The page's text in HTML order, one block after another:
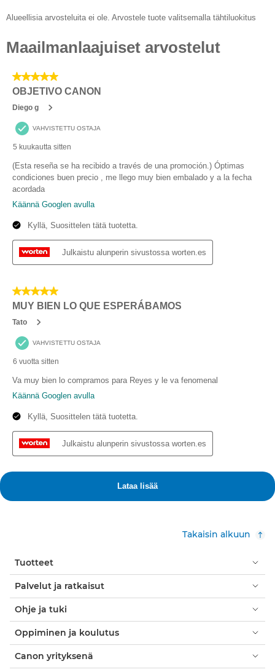
Takaisin alkuun
Tuotteet
Palvelut ja ratkaisut
Ohje ja tuki
Oppiminen ja koulutus
Canon yrityksenä